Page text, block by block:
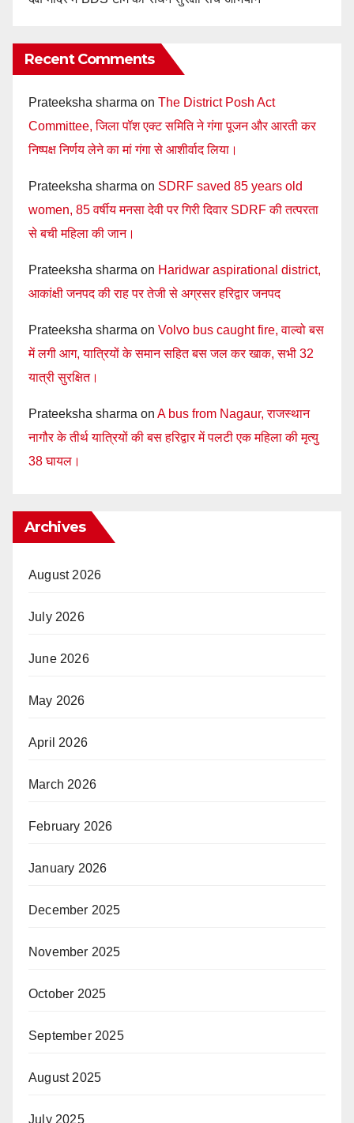
Recent Comments
Prateeksha sharma on The District Posh Act
Committee, जिला पॉश एक्ट समिति ने गंगा पूजन और आरती कर
निष्पक्ष निर्णय लेने का मां गंगा से आशीर्वाद लिया।
Prateeksha sharma on SDRF saved 85 years old
women, 85 वर्षीय मनसा देवी पर गिरी दिवार SDRF की तत्परता
से बची महिला की जान।
Prateeksha sharma on Haridwar aspirational district,
आकांक्षी जनपद की राह पर तेजी से अग्रसर हरिद्वार जनपद
Prateeksha sharma on Volvo bus caught fire, वाल्वो बस
में लगी आग, यात्रियों के समान सहित बस जल कर खाक, सभी 32
यात्री सुरक्षित।
Prateeksha sharma on A bus from Nagaur, राजस्थान
नागौर के तीर्थ यात्रियों की बस हरिद्वार में पलटी एक महिला की मृत्यु
38 घायल।
Archives
August 2026
July 2026
June 2026
May 2026
April 2026
March 2026
February 2026
January 2026
December 2025
November 2025
October 2025
September 2025
August 2025
July 2025